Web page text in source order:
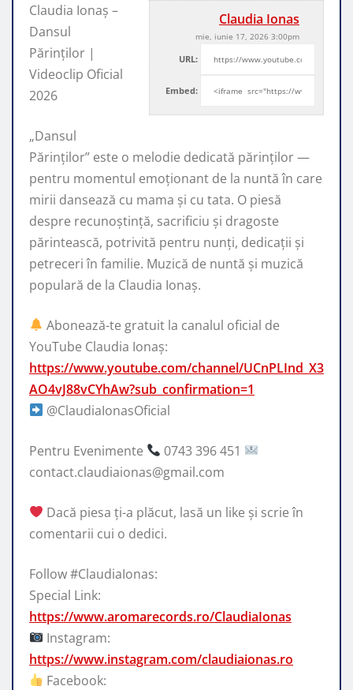
Claudia Ionas
mie, iunie 17, 2026 3:00pm
URL:
Embed:
Claudia Ionaș –
Dansul
Părinților |
Videoclip Oficial
2026
„Dansul
Părinților” este o melodie dedicată părinților —
pentru momentul emoționant de la nuntă în care
mirii dansează cu mama și cu tata. O piesă
despre recunoștință, sacrificiu și dragoste
părintească, potrivită pentru nunți, dedicații și
petreceri în familie. Muzică de nuntă și muzică
populară de la Claudia Ionaș.
Abonează-te gratuit la canalul oficial de
YouTube Claudia Ionaș:
https://www.youtube.com/channel/UCnPLInd_X3
AO4vJ88vCYhAw?sub_confirmation=1
@ClaudiaIonasOficial
Pentru Evenimente
0743 396 451
contact.claudiaionas@gmail.com
Dacă piesa ți-a plăcut, lasă un like și scrie în
comentarii cui o dedici.
Follow #ClaudiaIonas:
Special Link:
https://www.aromarecords.ro/ClaudiaIonas
Instagram:
https://www.instagram.com/claudiaionas.ro
Facebook: